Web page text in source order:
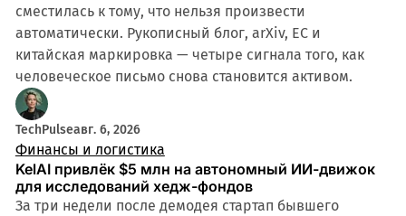
сместилась к тому, что нельзя произвести
автоматически. Рукописный блог, arXiv, ЕС и
китайская маркировка — четыре сигнала того, как
человеческое письмо снова становится активом.
TechPulseавг. 6, 2026
Финансы и логистика
KelAI привлёк $5 млн на автономный ИИ-движок
для исследований хедж-фондов
За три недели после демодея стартап бывшего